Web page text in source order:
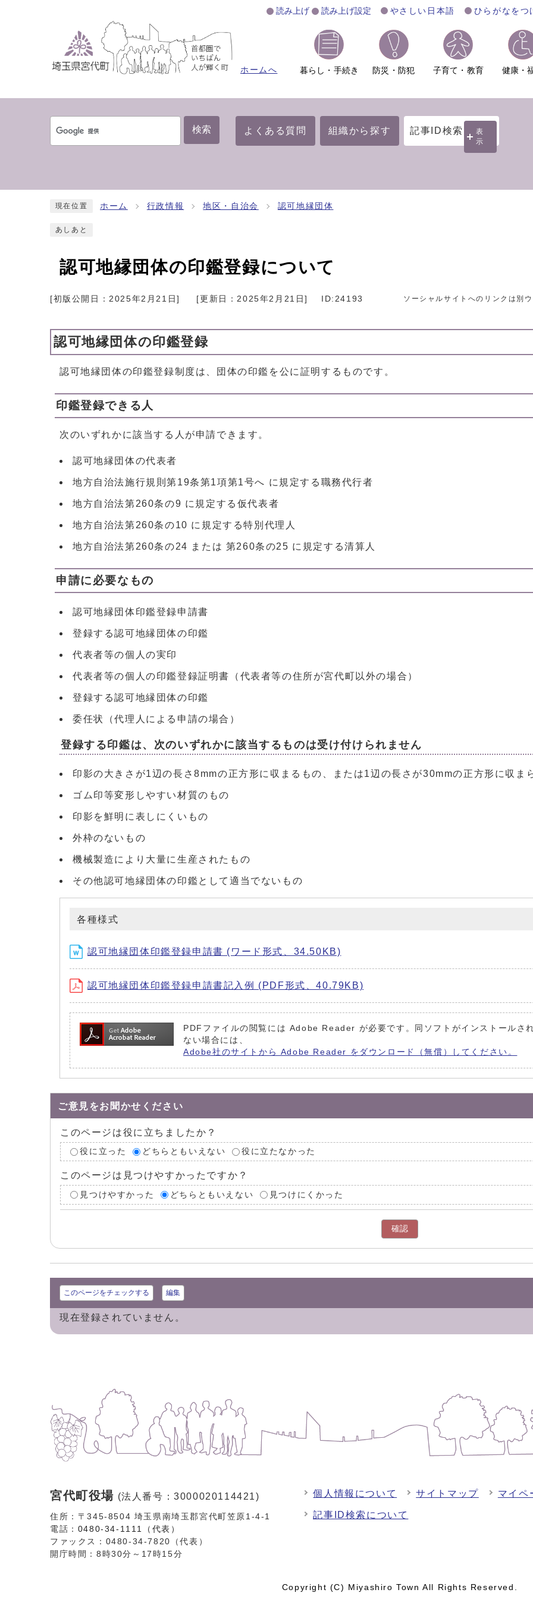
読み上げ 読み上げ設定 やさしい日本語 ひらがなをつ
ホームへ 暮らし・手続き 防災・防犯 子育て・教育 健康・
検索 よくある質問 組織から探す 記事ID検索
表
示
現在位置 ホーム 行政情報 地区・自治会 認可地縁団体
あしあと
認可地縁団体の印鑑登録について
[初版公開日：2025年2月21日] [更新日：2025年2月21日] ID:24193 ソーシャルサイトへのリンクは別
認可地縁団体の印鑑登録
認可地縁団体の印鑑登録制度は、団体の印鑑を公に証明するものです。
印鑑登録できる人
次のいずれかに該当する人が申請できます。
認可地縁団体の代表者
地方自治法施行規則第19条第1項第1号へ に規定する職務代行者
地方自治法第260条の9 に規定する仮代表者
地方自治法第260条の10 に規定する特別代理人
地方自治法第260条の24 または 第260条の25 に規定する清算人
申請に必要なもの
認可地縁団体印鑑登録申請書
登録する認可地縁団体の印鑑
代表者等の個人の実印
代表者等の個人の印鑑登録証明書（代表者等の住所が宮代町以外の場合）
登録する認可地縁団体の印鑑
委任状（代理人による申請の場合）
登録する印鑑は、次のいずれかに該当するものは受け付けられません
印影の大きさが1辺の長さ8mmの正方形に収まるもの、または1辺の長さが30mmの正方形に収ま
ゴム印等変形しやすい材質のもの
印影を鮮明に表しにくいもの
外枠のないもの
機械製造により大量に生産されたもの
その他認可地縁団体の印鑑として適当でないもの
各種様式
認可地縁団体印鑑登録申請書 (ワード形式、34.50KB)
認可地縁団体印鑑登録申請書記入例 (PDF形式、40.79KB)
PDFファイルの閲覧には Adobe Reader が必要です。同ソフトがインストールさ
ない場合には、
Adobe社のサイトから Adobe Reader をダウンロード（無償）してください。
ご意見をお聞かせください
このページは役に立ちましたか？
役に立った どちらともいえない 役に立たなかった
このページは見つけやすかったですか？
見つけやすかった どちらともいえない 見つけにくかった
確認
このページをチェックする 編集
現在登録されていません。
宮代町役場 (法人番号：3000020114421)
住所：〒345-8504 埼玉県南埼玉郡宮代町笠原1-4-1
電話： 0480-34-1111（代表）
ファックス：0480-34-7820（代表）
開庁時間：8時30分～17時15分
個人情報について サイトマップ マイペ
記事ID検索について
Copyright (C) Miyashiro Town All Rights Reserved.